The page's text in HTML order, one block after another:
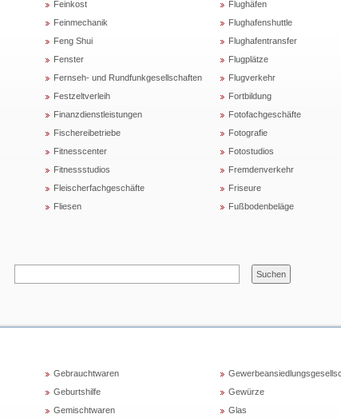
Feinkost
Feinmechanik
Feng Shui
Fenster
Fernseh- und Rundfunkgesellschaften
Festzeltverleih
Finanzdienstleistungen
Fischereibetriebe
Fitnesscenter
Fitnessstudios
Fleischerfachgeschäfte
Fliesen
Flughäfen
Flughafenshuttle
Flughafentransfer
Flugplätze
Flugverkehr
Fortbildung
Fotofachgeschäfte
Fotografie
Fotostudios
Fremdenverkehr
Friseure
Fußbodenbeläge
Gebrauchtwaren
Geburtshilfe
Gemischtwaren
Gewürze
Glas